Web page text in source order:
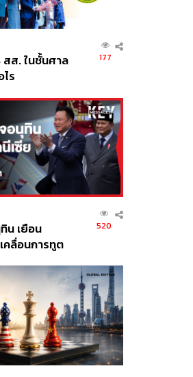
สส. ในชั้นศาล
ร
177
น เยือน
คลื่อนการทูต
ไทย –
520